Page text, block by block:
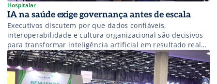
Hospitalar
IA na saúde exige governança antes de escala
Executivos discutem por que dados confiáveis,
interoperabilidade e cultura organizacional são decisivos
para transformar inteligência artificial em resultado real
nas instituições de saúde